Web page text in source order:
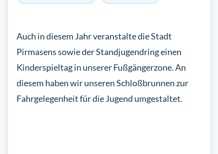
Auch in diesem Jahr veranstalte die Stadt
Pirmasens sowie der Standjugendring einen
Kinderspieltag in unserer Fußgängerzone. An
diesem haben wir unseren Schloßbrunnen zur
Fahrgelegenheit für die Jugend umgestaltet.